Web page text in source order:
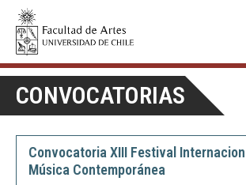
PORTADA
ADMISIÓN
ETAPA BÁSICA
CARRERAS
CONVOCATORIAS
Convocatoria XIII Festival
Música Contemporánea